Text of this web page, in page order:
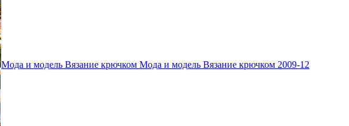
Мода и модель Вязание крючком Мода и модель Вязание крючком 2009-12